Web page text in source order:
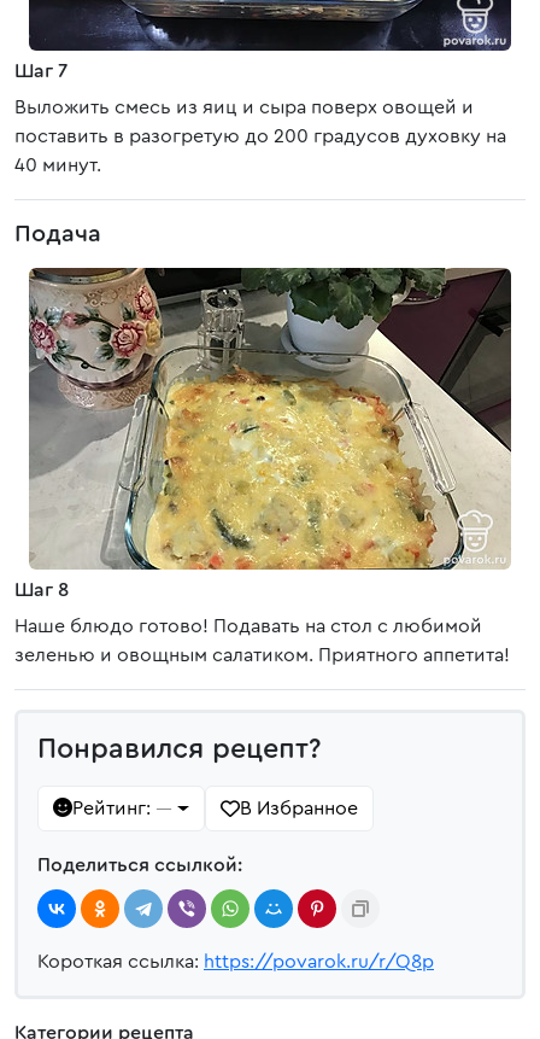
Шаг 7
Выложить смесь из яиц и сыра поверх овощей и
поставить в разогретую до 200 градусов духовку на
40 минут.
Подача
Шаг 8
Наше блюдо готово! Подавать на стол с любимой
зеленью и овощным салатиком. Приятного аппетита!
Понравился рецепт?
Рейтинг: — В Избранное
Поделиться ссылкой:
Короткая ссылка: https://povarok.ru/r/Q8p
Категории рецепта